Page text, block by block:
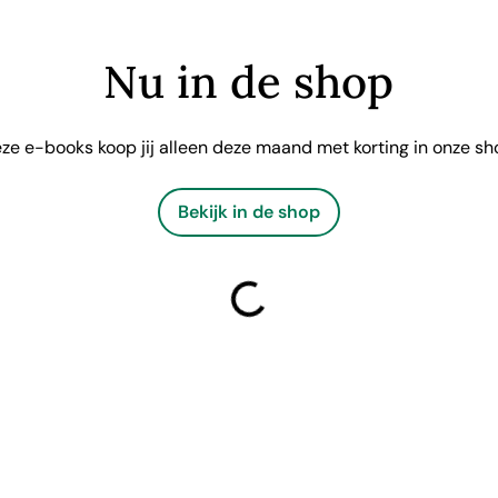
Nu in de shop
e-books koop jij alleen deze maand met korting in onze
Bekijk in de shop
laden